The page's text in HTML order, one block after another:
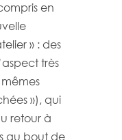
en
» : des
très
mêmes
»), qui
retour à
au bout de